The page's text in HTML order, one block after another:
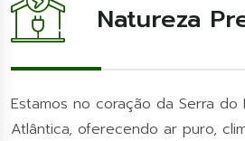
Natureza
Estamos no coração da Serra do
Atlântica, oferecendo ar puro,